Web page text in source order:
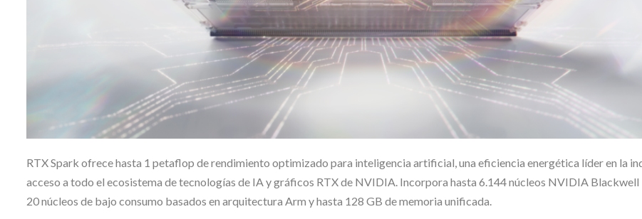
RTX Spark ofrece hasta 1 petaflop de rendimiento optimizado para inteligencia artificial, una eficiencia energética líder en la
acceso a todo el ecosistema de tecnologías de IA y gráficos RTX de NVIDIA. Incorpora hasta 6.144 núcleos NVIDIA Blackwell
20 núcleos de bajo consumo basados en arquitectura Arm y hasta 128 GB de memoria unificada.